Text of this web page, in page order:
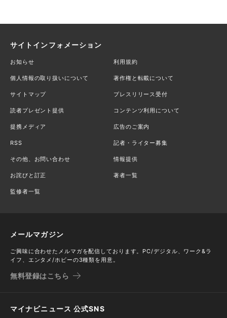
サイトインフォメーション
お知らせ 利用規約
個人情報の取り扱いについて 著作権と転載について
サイトマップ プレスリリース受付
読者プレゼント提供 コンテンツ利用について
提携メディア 広告のご案内
RSS 記者・ライター募集
その他、お問い合わせ 情報提供
お詫びと訂正 著者一覧
監修者一覧
メールマガジン
ご興味に合わせたメルマガを配信しております。PC/デジタル、ワーク&ラ
イフ、エンタメ/ホビーの3種類を用意。
無料登録はこちら
マイナビニュース 公式SNS